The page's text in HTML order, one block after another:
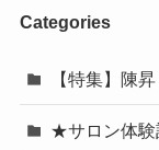
Categories
【特集】陳
★サロン体験